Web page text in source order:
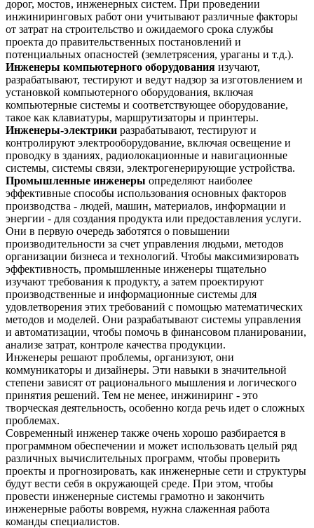
дорог, мостов, инженерных систем. При проведении
инжиниринговых работ они учитывают различные факторы
от затрат на строительство и ожидаемого срока службы
проекта до правительственных постановлений и
потенциальных опасностей (землетрясения, ураганы и т.д.).
Инженеры компьютерного оборудования изучают,
разрабатывают, тестируют и ведут надзор за изготовлением и
установкой компьютерного оборудования, включая
компьютерные системы и соответствующее оборудование,
такое как клавиатуры, маршрутизаторы и принтеры.
Инженеры-электрики разрабатывают, тестируют и
контролируют электрооборудование, включая освещение и
проводку в зданиях, радиолокационные и навигационные
системы, системы связи, электрогенерирующие устройства.
Промышленные инженеры определяют наиболее
эффективные способы использования основных факторов
производства - людей, машин, материалов, информации и
энергии - для создания продукта или предоставления услуги.
Они в первую очередь заботятся о повышении
производительности за счет управления людьми, методов
организации бизнеса и технологий. Чтобы максимизировать
эффективность, промышленные инженеры тщательно
изучают требования к продукту, а затем проектируют
производственные и информационные системы для
удовлетворения этих требований с помощью математических
методов и моделей. Они разрабатывают системы управления
и автоматизации, чтобы помочь в финансовом планировании,
анализе затрат, контроле качества продукции.
Инженеры решают проблемы, организуют, они
коммуникаторы и дизайнеры. Эти навыки в значительной
степени зависят от рационального мышления и логического
принятия решений. Тем не менее, инжиниринг - это
творческая деятельность, особенно когда речь идет о сложных
проблемах.
Современный инженер также очень хорошо разбирается в
программном обеспечении и может использовать целый ряд
различных вычислительных программ, чтобы проверить
проекты и прогнозировать, как инженерные сети и структуры
будут вести себя в окружающей среде. При этом, чтобы
провести инженерные системы грамотно и закончить
инженерные работы вовремя, нужна слаженная работа
команды специалистов.